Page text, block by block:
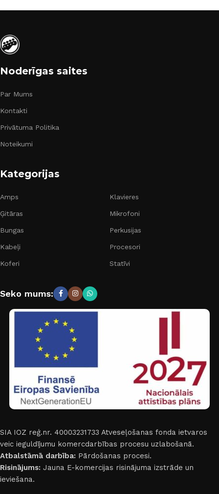
Noderīgas saites
Par Mums
Kontakti
Privātuma Politika
Noteikumi
Kategorijas
Amps
Ģitāras
Bungas
Kabeļi
Koferi
Klavieres
Mikrofoni
Perkusijas
Procesori
Statīvi
Seko mums:
SIA IOZ reģ.nr. 40003231733 Atveseļošanas fonda ietvaros
veic ieguldījumu komercdarbības procesu uzlabošanā.
Atbalstāmā darbība: Pārdošanas procesi.
Risinājums: Jauna E-komercijas risinājuma izstrāde un
ieviešana.